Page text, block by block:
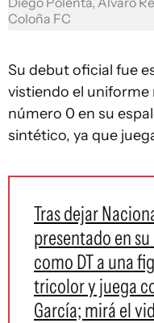
Coloña FC
Su debut oficial fue
vistiendo el uniforme
número 0 en su
sintético, ya que
Tras dejar
presentado en
como DT a una
tricolor y juega
García; mirá el